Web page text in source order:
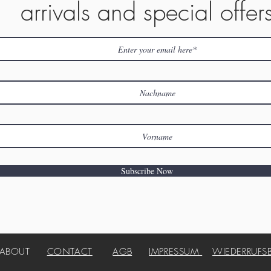
arrivals and special
Subscribe Now
CONTACT AGB IMPRESSUM